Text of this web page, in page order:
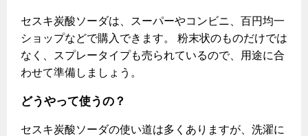
セスキ炭酸ソーダは、スーパーやコンビニ、百円均一
ショップなどで購入できます。 粉末状のものだけでは
なく、スプレータイプも売られているので、用途に合
わせて準備しましょう。
どうやって使うの？
セスキ炭酸ソーダの使い道は多くありますが、洗濯に